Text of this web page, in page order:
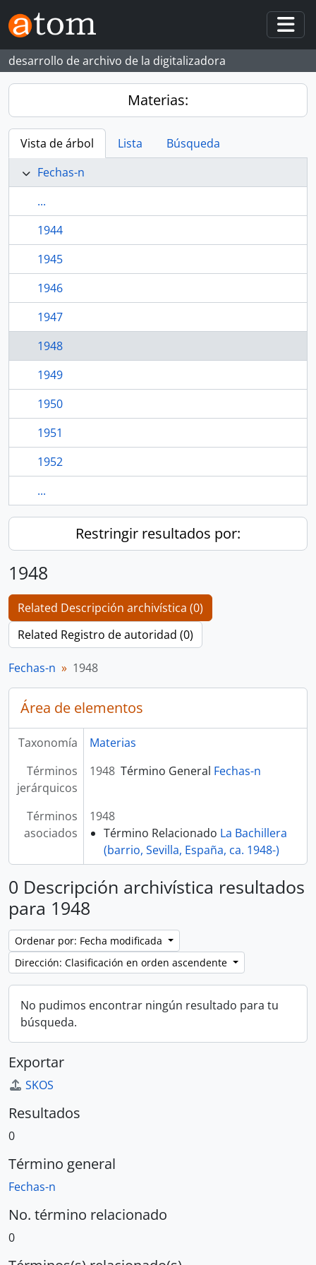
Skip to main content
desarrollo de archivo de la digitalizadora
Materias:
Vista de árbol Lista
Búsqueda
Fechas-n
...
1944
1945
1946
1947
1948
1949
1950
1951
1952
...
Restringir resultados por:
1948
Related Descripción archivística (0)
Related Registro de autoridad (0)
Fechas-n 1948
Área de elementos
Taxonomía
Materias
Términos
jerárquicos
1948 Término General Fechas-n
Términos
asociados
1948
Término Relacionado La Bachillera
(barrio, Sevilla, España, ca. 1948-)
0 Descripción archivística resultados
para 1948
Ordenar por: Fecha modificada
Dirección: Clasificación en orden ascendente
No pudimos encontrar ningún resultado para tu
búsqueda.
Exportar
SKOS
Resultados
0
Término general
Fechas-n
No. término relacionado
0